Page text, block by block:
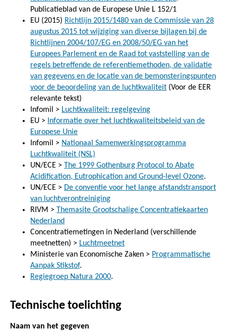
Publicatieblad van de Europese Unie L 152/1
EU (2015) Richtlijn 2015/1480 van de Commissie van 28
augustus 2015 tot wijziging van diverse bijlagen bij de
Richtlijnen 2004/107/EG en 2008/50/EG van het
Europees Parlement en de Raad tot vaststelling van de
regels betreffende de referentiemethoden, de validatie
van gegevens en de locatie van de bemonsteringspunten
voor de beoordeling van de luchtkwaliteit (Voor de EER
relevante tekst)
Infomil > Luchtkwaliteit: regelgeving
EU > Informatie over het luchtkwaliteitsbeleid van de
Europese Unie
Infomil > Nationaal Samenwerkingsprogramma
Luchtkwaliteit (NSL)
UN/ECE > The 1999 Gothenburg Protocol to Abate
Acidification, Eutrophication and Ground-level Ozone.
UN/ECE > De conventie voor het lange afstandstransport
van luchtverontreiniging
RIVM > Themasite Grootschalige Concentratiekaarten
Nederland
Concentratiemetingen in Nederland (verschillende
meetnetten) > Luchtmeetnet
Ministerie van Economische Zaken > Programmatische
Aanpak Stikstof.
Regiegroep Natura 2000.
Technische toelichting
Naam van het gegeven